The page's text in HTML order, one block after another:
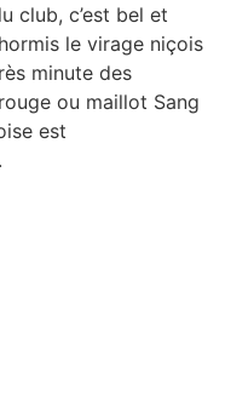
club, c’est bel et
le virage niçois
minute des
ou maillot Sang
est